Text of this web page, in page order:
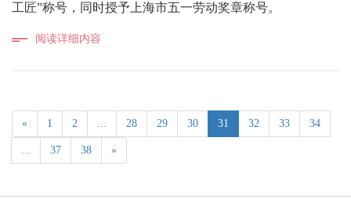
工匠”称号，同时授予上海市五一劳动奖章称号。
阅读详细内容
« 1 2 ... 28 29 30 31 32 33 34
... 37 38 »